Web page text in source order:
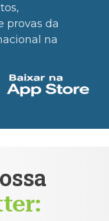
provas da
na